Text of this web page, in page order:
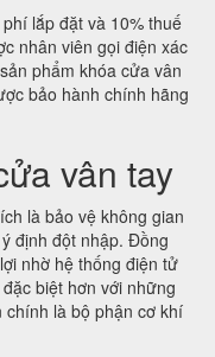
lắp đặt và 10% thuế
nhân viên gọi điện xác
phẩm khóa cửa vân
bảo hành chính hãng
vân tay
là bảo vệ không gian
định đột nhập. Đồng
nhờ hệ thống điện tử
biệt hơn với những
là bộ phận cơ khí